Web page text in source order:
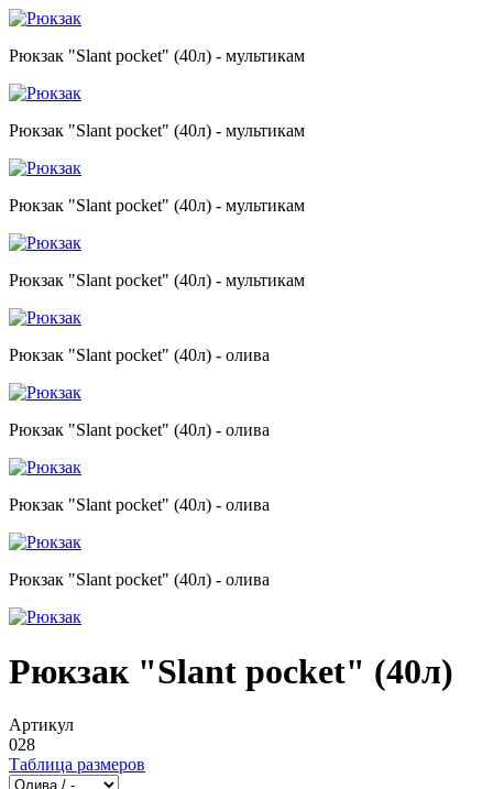
Рюкзак "Slant pocket" (40л) - мультикам
Рюкзак "Slant pocket" (40л) - мультикам
Рюкзак "Slant pocket" (40л) - мультикам
Рюкзак "Slant pocket" (40л) - мультикам
Рюкзак "Slant pocket" (40л) - олива
Рюкзак "Slant pocket" (40л) - олива
Рюкзак "Slant pocket" (40л) - олива
Рюкзак "Slant pocket" (40л) - олива
Рюкзак "Slant pocket" (40л)
Артикул
028
Таблица размеров